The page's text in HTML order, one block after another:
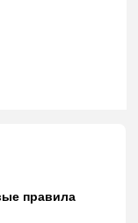
правила